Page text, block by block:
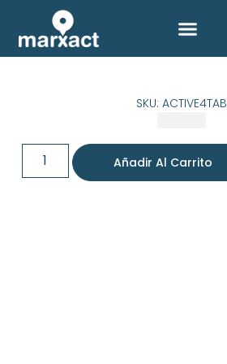
SKU: ACTIVE4TAB
Añadir Al Carrito